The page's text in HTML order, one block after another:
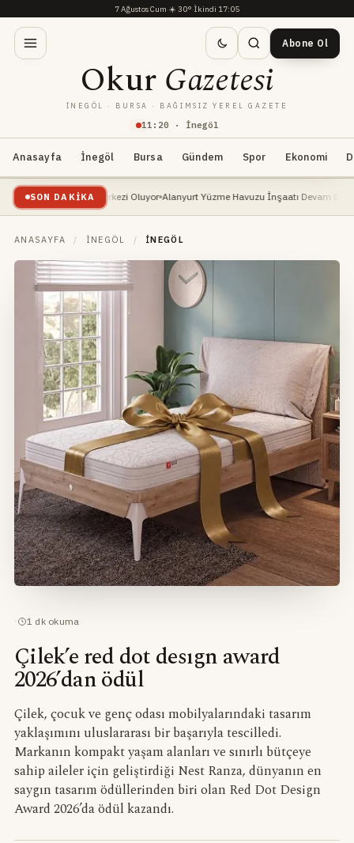
7 Ağustos Cum·☀️ 30°·İkindi 17:05
11 : 20 · İnegöl
OkurGazetesi
İNEGÖL · BURSA · BAĞIMSIZ YEREL GAZETE
Abone Ol
Anasayfa İnegöl Bursa Gündem Spor Ekonomi
SON DAKIKA
Binicilik Merkezi Oluyor Alanyurt Yüzme Havuzu İnşaatı Devam Ediyor:
ANASAYFA / İNEGÖL / İNEGÖL
· 1 dk okuma
Çilek’e red dot desıgn award
2026’dan ödül
Çilek, çocuk ve genç odası mobilyalarındaki tasarım
yaklaşımını uluslararası bir başarıyla tescilledi.
Markanın kompakt yaşam alanları ve sınırlı bütçeye
sahip aileler için geliştirdiği Nest Ranza, dünyanın en
saygın tasarım ödüllerinden biri olan Red Dot Design
Award 2026’da ödül kazandı.